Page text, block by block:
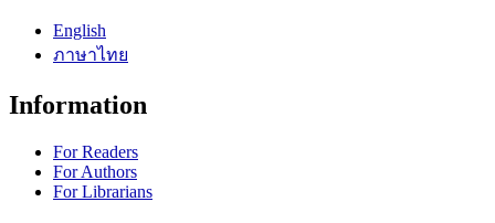
English
ภาษาไทย
Information
For Readers
For Authors
For Librarians